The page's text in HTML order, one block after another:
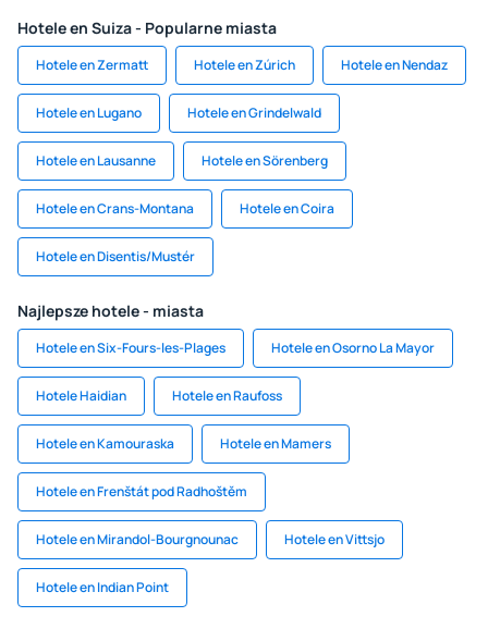
Hotele en Suiza - Popularne miasta
Hotele en Zermatt Hotele en Zúrich Hotele en Nendaz
Hotele en Lugano Hotele en Grindelwald
Hotele en Lausanne Hotele en Sörenberg
Hotele en Crans-Montana Hotele en Coira
Hotele en Disentis/Mustér
Najlepsze hotele - miasta
Hotele en Six-Fours-les-Plages Hotele en Osorno La Mayor
Hotele Haidian Hotele en Raufoss
Hotele en Kamouraska Hotele en Mamers
Hotele en Frenštát pod Radhoštěm
Hotele en Mirandol-Bourgnounac Hotele en Vittsjo
Hotele en Indian Point